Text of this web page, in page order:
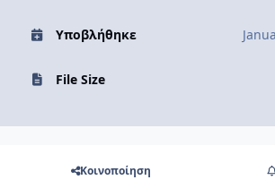
Υποβλήθηκε
File Size
Κοινοποίηση